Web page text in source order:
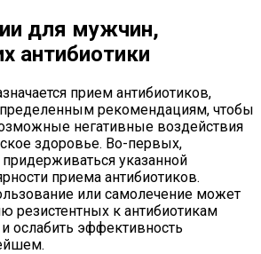
для мужчин,
антибиотики
прием антибиотиков,
рекомендациям, чтобы
негативные воздействия
здоровье. Во-первых,
указанной
приема антибиотиков.
или самолечение может
резистентных к антибиотикам
ослабить эффективность